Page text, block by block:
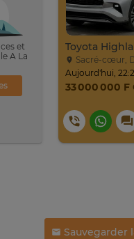
et
A La
Sacré-cœur,
Aujourd'hui,
33 000 000 F
Sauvegarder